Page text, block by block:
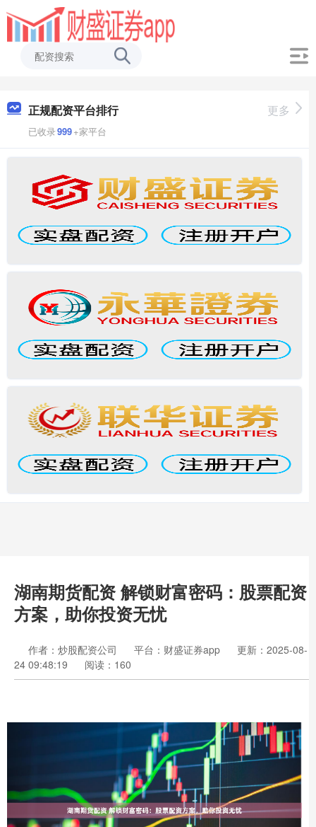
正规配资平台排行
已收录999+家平台
更多
湖南期货配资 解锁财富密码：股票配资
方案，助你投资无忧
作者：炒股配资公司 平台：财盛证券app
更新：2025-08-
24 09:48:19
阅读：160